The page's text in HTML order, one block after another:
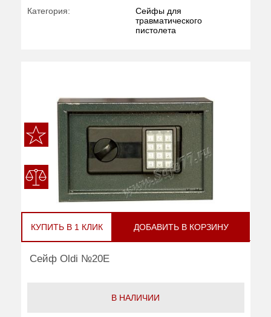
Категория:
Сейфы для
травматического
пистолета
КУПИТЬ В 1 КЛИК ДОБАВИТЬ В КОРЗИНУ
Сейф Oldi №20Е
В НАЛИЧИИ